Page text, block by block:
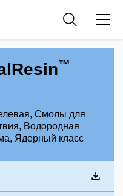
™
Смолы для
Водородная
Ядерный класс